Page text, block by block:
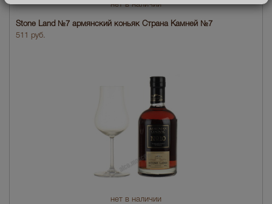
нет в наличии
Stone Land №7 армянский коньяк Страна Камней №7
511 руб.
нет в наличии